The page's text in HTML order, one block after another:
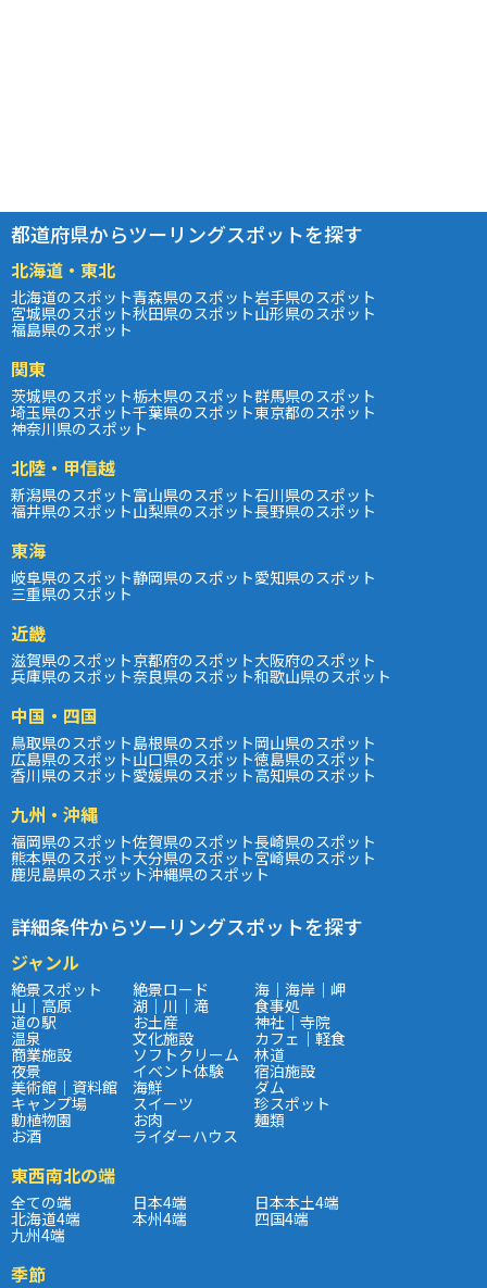
都道府県からツーリングスポットを探す
北海道・東北
北海道のスポット青森県のスポット岩手県のスポット
宮城県のスポット秋田県のスポット山形県のスポット
福島県のスポット
関東
茨城県のスポット栃木県のスポット群馬県のスポット
埼玉県のスポット千葉県のスポット東京都のスポット
神奈川県のスポット
北陸・甲信越
新潟県のスポット富山県のスポット石川県のスポット
福井県のスポット山梨県のスポット長野県のスポット
東海
岐阜県のスポット静岡県のスポット愛知県のスポット
三重県のスポット
近畿
滋賀県のスポット京都府のスポット大阪府のスポット
兵庫県のスポット奈良県のスポット和歌山県のスポット
中国・四国
鳥取県のスポット島根県のスポット岡山県のスポット
広島県のスポット山口県のスポット徳島県のスポット
香川県のスポット愛媛県のスポット高知県のスポット
九州・沖縄
福岡県のスポット佐賀県のスポット長崎県のスポット
熊本県のスポット大分県のスポット宮崎県のスポット
鹿児島県のスポット沖縄県のスポット
詳細条件からツーリングスポットを探す
ジャンル
絶景スポット 絶景ロード 海｜海岸｜岬
山｜高原 湖｜川｜滝 食事処
道の駅 お土産 神社｜寺院
温泉 文化施設 カフェ｜軽食
商業施設 ソフトクリーム 林道
夜景 イベント体験 宿泊施設
美術館｜資料館 海鮮 ダム
キャンプ場 スイーツ 珍スポット
動植物園 お肉 麺類
お酒 ライダーハウス
東西南北の端
全ての端 日本4端 日本本土4端
北海道4端 本州4端 四国4端
九州4端
季節